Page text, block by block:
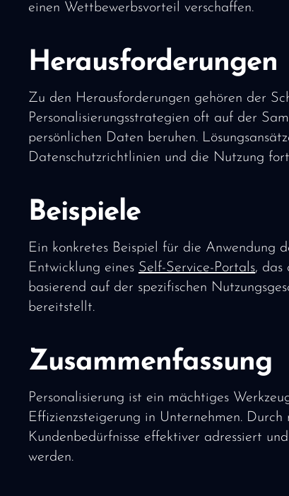
einen Wettbewerbsvorteil verschaffen.
Herausforderungen
Zu den Herausforderungen gehören der
Personalisierungsstrategien oft auf der
persönlichen Daten beruhen.
Datenschutzrichtlinien und die Nutzung
Beispiele
Ein konkretes Beispiel für die Anwendung
Entwicklung eines Self-Service-Portals, das
basierend auf der spezifischen
bereitstellt.
Zusammenfassung
Personalisierung ist ein mächtiges
Effizienzsteigerung in Unternehmen.
Kundenbedürfnisse effektiver adressiert
werden.